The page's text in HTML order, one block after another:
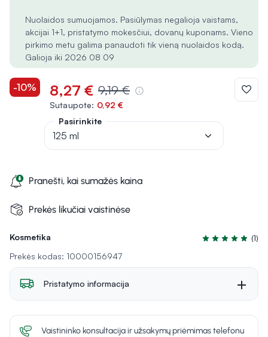
Kosmetika
Įvertinimas 5.0
(1)
Prekės kodas: 10000156947
Nuolaidos sumuojamos. Pasiūlymas negalioja vaistams,
akcijai 1+1, pristatymo mokesčiui, dovanų kuponams. Vieno
pirkimo metu galima panaudoti tik vieną nuolaidos kodą.
Galioja iki 2026 08 09
-10% 8,27 € 9,19 €
Sutaupote: 0,92 €
Pranešti, kai sumažės kaina
Prekės likučiai vaistinėse
Pasirinkite
125 ml
Pristatymo informacija
Vaistininko konsultacija ir užsakymų priėmimas telefonu